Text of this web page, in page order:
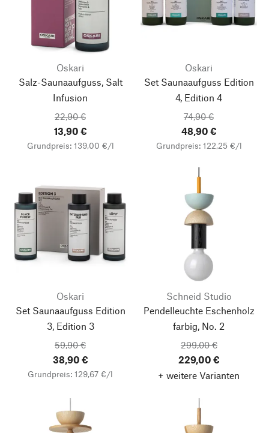
Oskari
Salz-Saunaaufguss, Salt
Infusion
22,90 €
13,90 €
Grundpreis: 139,00 €/l
Oskari
Set Saunaaufguss Edition
4, Edition 4
74,90 €
48,90 €
Grundpreis: 122,25 €/l
Oskari
Set Saunaaufguss Edition
3, Edition 3
59,90 €
38,90 €
Grundpreis: 129,67 €/l
Schneid Studio
Pendelleuchte Eschenholz
farbig, No. 2
299,00 €
229,00 €
+ weitere Varianten